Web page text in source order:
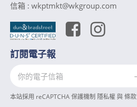
信箱 : wkptmkt@wkgroup.com
訂閱電子報
本站採用 reCAPTCHA 保護機制 隱私權與條款